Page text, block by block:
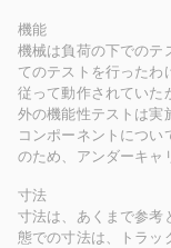
機能
機械は負荷の下でのテ
てのテストを行ったわ
従って動作されていた
外の機能性テストは実
コンポーネントについ
のため、アンダーキャ
寸法
寸法は、あくまで参考
態での寸法は、トラッ